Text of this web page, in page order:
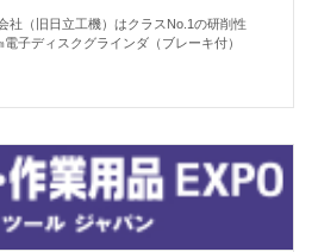
社（旧日立工機）はクラスNo.1の研削性
子ディスクグラインダ（ブレーキ付）